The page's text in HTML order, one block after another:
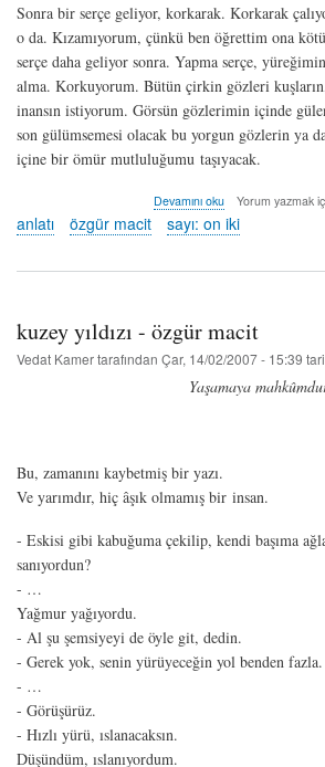
Sonra bir serçe geliyor, korkarak. Korkarak
o da. Kızamıyorum, çünkü ben öğrettim ona
serçe daha geliyor sonra. Yapma serçe, yüreğimin
alma. Korkuyorum. Bütün çirkin gözleri
inansın istiyorum. Görsün gözlerimin içinde
son gülümsemesi olacak bu yorgun gözlerin ya
içine bir ömür mutluluğumu taşıyacak.
kuzey
yıldızı
macit
Devamını oku Yorum yazmak
anlatı özgür macit sayı: on iki
kuzey yıldızı - özgür macit
Vedat Kamertarafından Çar, 14/02/2007 - 15:39
Yaşamaya
Bu, zamanını kaybetmiş bir yazı.
Ve yarımdır, hiç âşık olmamış bir insan.
- Eskisi gibi kabuğuma çekilip, kendi başıma
sanıyordun?
- …
Yağmur yağıyordu.
- Al şu şemsiyeyi de öyle git, dedin.
- Gerek yok, senin yürüyeceğin yol benden fazla.
- …
- Görüşürüz.
- Hızlı yürü, ıslanacaksın.
Düşündüm, ıslanıyordum.